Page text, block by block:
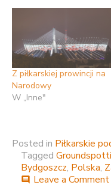
Z piłkarskiej prowincji na
Narodowy
W „Inne"
Posted in Piłkarskie
Tagged
Bydgoszcz, Polska,
comment Leave a Comment